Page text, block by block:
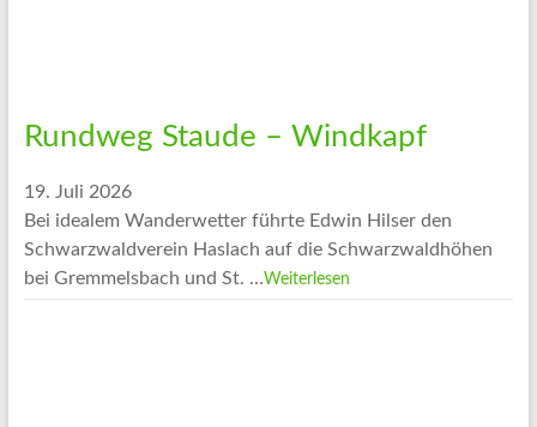
Rundweg Staude – Windkapf
19. Juli 2026
Bei idealem Wanderwetter führte Edwin Hilser den
Schwarzwaldverein Haslach auf die Schwarzwaldhöhen
bei Gremmelsbach und St. …Weiterlesen